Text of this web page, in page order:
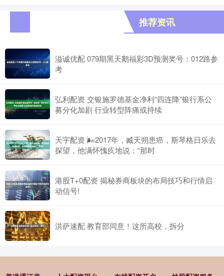
推荐资讯
溢诚优配 079期黑天鹅福彩3D预测奖号：012路参
考
弘利配资 交银施罗德基金净利“四连降”银行系公
募分化加剧 行业转型阵痛或持续
天宇配资 🌬2017年，臧天朔患癌，斯琴格日乐去
探望，他满怀愧疚地说：“那时
港股T+0配资 揭秘券商板块的布局技巧和行情启
动信号!
洪萨速配 教育部同意！这所高校，拆分